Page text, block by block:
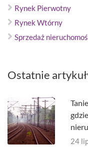
Rynek Pierwotny
Rynek Wtórny
Sprzedaż
Ostatnie
24